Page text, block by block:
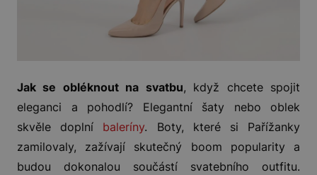
Jak se obléknout na svatbu, když chcete spojit
eleganci a pohodlí? Elegantní šaty nebo oblek
skvěle doplní baleríny. Boty, které si Pařížanky
zamilovaly, zažívají skutečný boom popularity a
budou dokonalou součástí svatebního outfitu.